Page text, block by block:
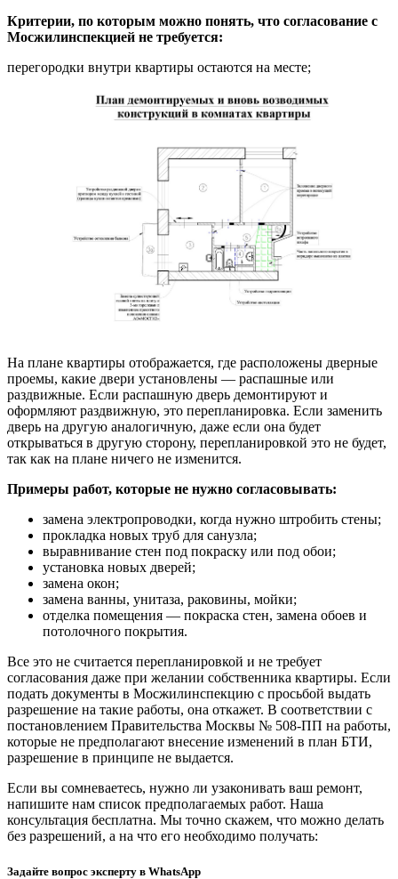
Критерии, по которым можно понять, что согласование с
Мосжилинспекцией не требуется:
перегородки внутри квартиры остаются на месте;
На плане квартиры отображается, где расположены дверные
проемы, какие двери установлены — распашные или
раздвижные. Если распашную дверь демонтируют и
оформляют раздвижную, это перепланировка. Если заменить
дверь на другую аналогичную, даже если она будет
открываться в другую сторону, перепланировкой это не будет,
так как на плане ничего не изменится.
Примеры работ, которые не нужно согласовывать:
замена электропроводки, когда нужно штробить стены;
прокладка новых труб для санузла;
выравнивание стен под покраску или под обои;
установка новых дверей;
замена окон;
замена ванны, унитаза, раковины, мойки;
отделка помещения — покраска стен, замена обоев и
потолочного покрытия.
Все это не считается перепланировкой и не требует
согласования даже при желании собственника квартиры. Если
подать документы в Мосжилинспекцию с просьбой выдать
разрешение на такие работы, она откажет. В соответствии с
постановлением Правительства Москвы № 508-ПП на работы,
которые не предполагают внесение изменений в план БТИ,
разрешение в принципе не выдается.
Если вы сомневаетесь, нужно ли узаконивать ваш ремонт,
напишите нам список предполагаемых работ. Наша
консультация бесплатна. Мы точно скажем, что можно делать
без разрешений, а на что его необходимо получать:
Задайте вопрос эксперту в WhatsApp